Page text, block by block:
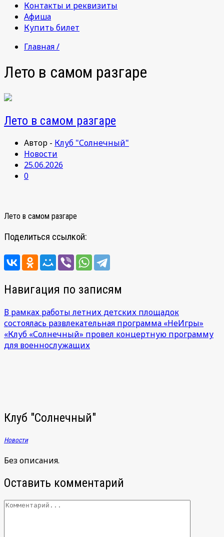
Контакты и реквизиты
Афиша
Купить билет
Главная /
Лето в самом разгаре
Лето в самом разгаре
Автор - Клуб "Солнечный"
Новости
25.06.2026
0
Лето в самом разгаре
Поделиться ссылкой:
Навигация по записям
В рамках работы летних детских площадок
состоялась развлекательная программа «НеИгры»
«Клуб «Солнечный» провел концертную программу
для военнослужащих
Клуб "Солнечный"
Новости
Без описания.
Оставить комментарий